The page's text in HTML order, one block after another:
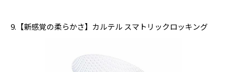
9.【新感覚の柔らかさ】カルテル スマトリックロッキング